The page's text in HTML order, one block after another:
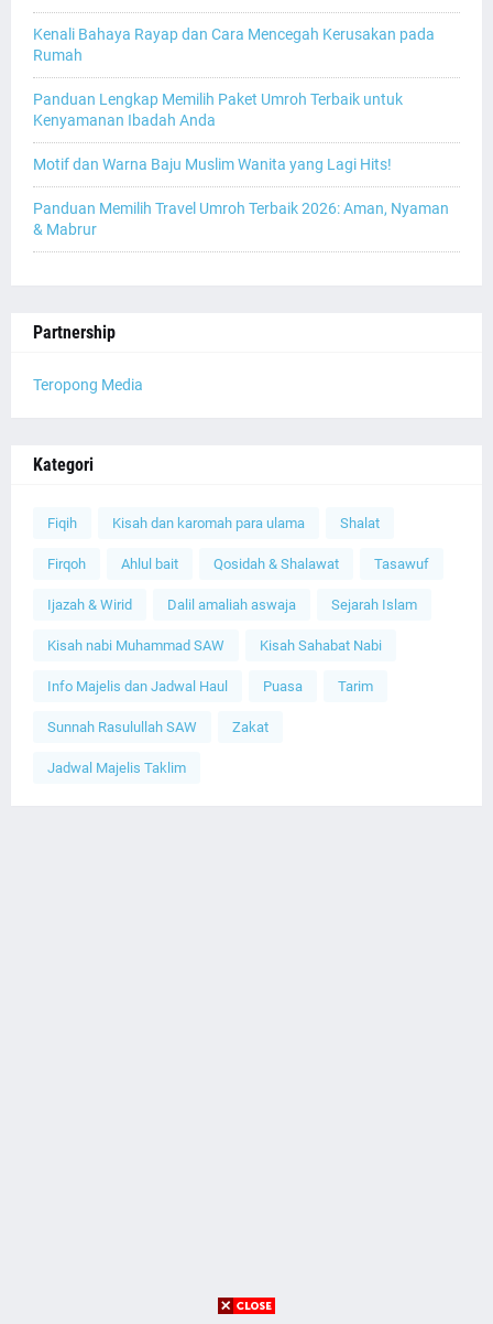
Kenali Bahaya Rayap dan Cara Mencegah Kerusakan pada
Rumah
Panduan Lengkap Memilih Paket Umroh Terbaik untuk
Kenyamanan Ibadah Anda
Motif dan Warna Baju Muslim Wanita yang Lagi Hits!
Panduan Memilih Travel Umroh Terbaik 2026: Aman, Nyaman
& Mabrur
Partnership
Teropong Media
Kategori
Fiqih Kisah dan karomah para ulama Shalat
Firqoh Ahlul bait Qosidah & Shalawat Tasawuf
Ijazah & Wirid Dalil amaliah aswaja Sejarah Islam
Kisah nabi Muhammad SAW Kisah Sahabat Nabi
Info Majelis dan Jadwal Haul Puasa Tarim
Sunnah Rasulullah SAW Zakat
Jadwal Majelis Taklim